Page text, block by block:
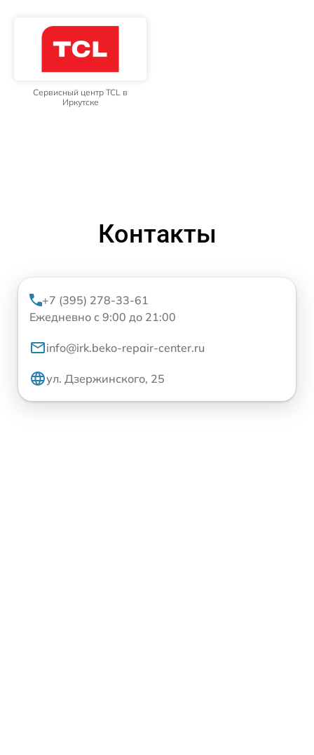
Сервисный центр TCL в
Иркутске
Контакты
+7 (395) 278-33-61
Ежедневно с 9:00 до 21:00
info@irk.beko-repair-center.ru
ул. Дзержинского, 25